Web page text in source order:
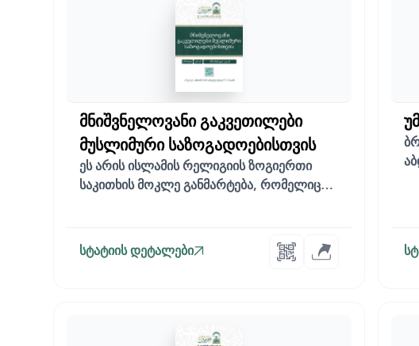
მნიშვნელოვანი გაკვეთილები
მუსლიმური საზოგადოებისთვის
ეს არის ისლამის რელიგიის ზოგიერთი
საკითხის მოკლე განმარტება, რომელიც
სტატიის დეტალები